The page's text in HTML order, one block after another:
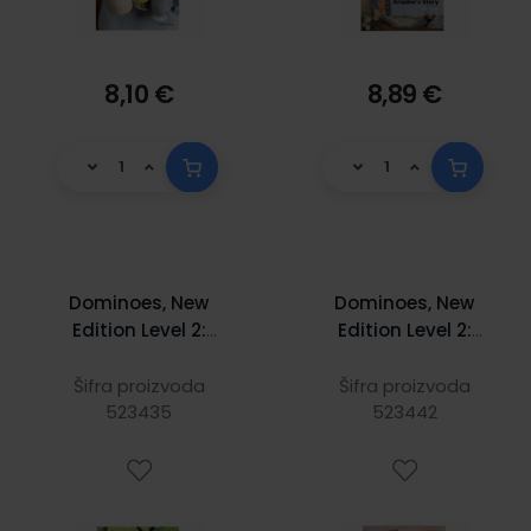
8,10 € 8,89 €
Dominoes, New
Edition Level 2:
MultiROM Pack
Šifra proizvoda
523435
Dominoes, New
Edition Level 2:
Šifra proizvoda
523442